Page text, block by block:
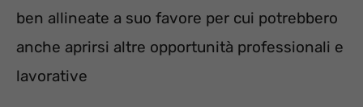
ben allineate a suo favore per cui potrebbero
anche aprirsi altre opportunità professionali e
lavorative